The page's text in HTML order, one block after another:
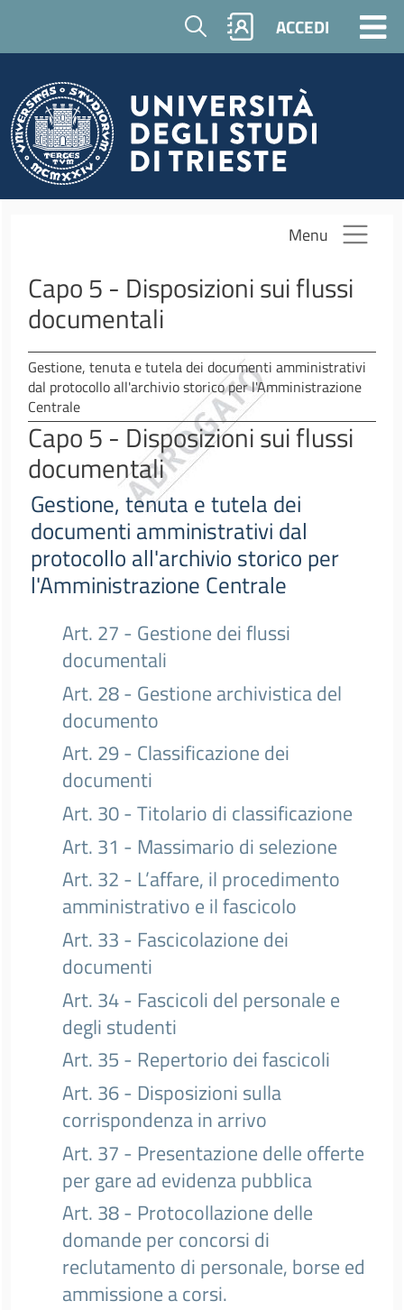
Salta al contenuto principale
Cerca ACCEDI
Menu
Capo 5 - Disposizioni sui flussi
documentali
Gestione, tenuta e tutela dei documenti amministrativi
dal protocollo all'archivio storico per l'Amministrazione
Centrale
Capo 5 - Disposizioni sui flussi
documentali
Gestione, tenuta e tutela dei
documenti amministrativi dal
protocollo all'archivio storico per
l'Amministrazione Centrale
Art. 27 - Gestione dei flussi
documentali
Art. 28 - Gestione archivistica del
documento
Art. 29 - Classificazione dei
documenti
Art. 30 - Titolario di classificazione
Art. 31 - Massimario di selezione
Art. 32 - L’affare, il procedimento
amministrativo e il fascicolo
Art. 33 - Fascicolazione dei
documenti
Art. 34 - Fascicoli del personale e
degli studenti
Art. 35 - Repertorio dei fascicoli
Art. 36 - Disposizioni sulla
corrispondenza in arrivo
Art. 37 - Presentazione delle offerte
per gare ad evidenza pubblica
Art. 38 - Protocollazione delle
domande per concorsi di
reclutamento di personale, borse ed
ammissione a corsi.